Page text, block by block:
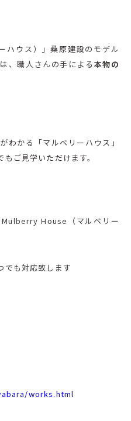
ハウス）」桑原建設のモデル
、職人さんの手による 本物の
わかる「マルベリーハウス」
ご見学いただけます。
Mulberry House（マルベリー
でも対応致します
works.html